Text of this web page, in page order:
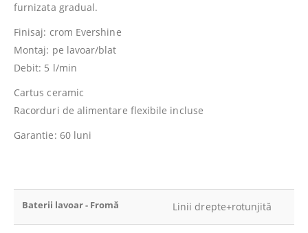
furnizata gradual.
Finisaj: crom Evershine
Montaj: pe lavoar/blat
Debit: 5 l/min
Cartus ceramic
Racorduri de alimentare flexibile incluse
Garantie: 60 luni
Baterii lavoar - Fromă Linii drepte+rotunjită